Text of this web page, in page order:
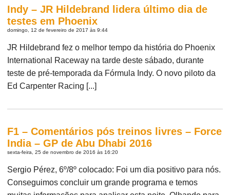
Indy – JR Hildebrand lidera último dia de
testes em Phoenix
domingo, 12 de fevereiro de 2017 às 9:44
JR Hildebrand fez o melhor tempo da história do Phoenix
International Raceway na tarde deste sábado, durante
teste de pré-temporada da Fórmula Indy. O novo piloto da
Ed Carpenter Racing [...]
F1 – Comentários pós treinos livres – Force
India – GP de Abu Dhabi 2016
sexta-feira, 25 de novembro de 2016 às 16:20
Sergio Pérez, 6º/8º colocado: Foi um dia positivo para nós.
Conseguimos concluir um grande programa e temos